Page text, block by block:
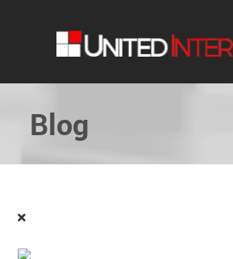
Blog